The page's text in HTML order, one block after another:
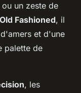
un zeste de
Old Fashioned, il
et d'une
palette de
, les